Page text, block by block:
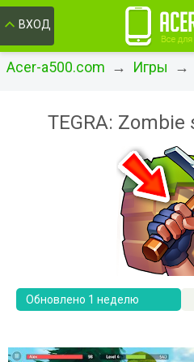
ВХОД
Acer-a500.com → Игры →
TEGRA:
Обновлено 1 неделю